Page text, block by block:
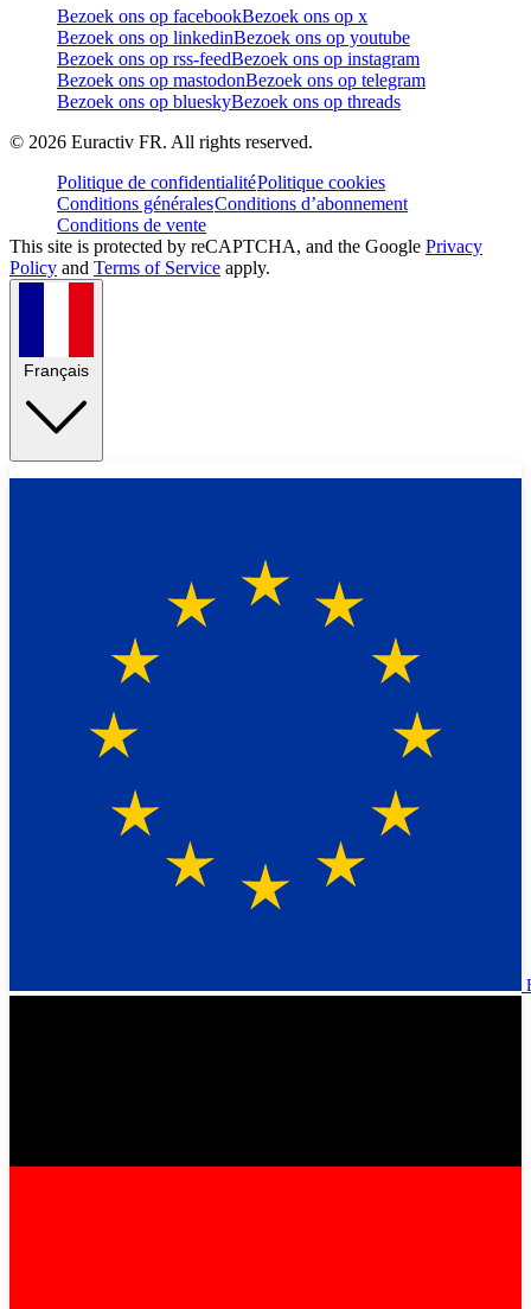
Bezoek ons op facebookBezoek ons op x
Bezoek ons op linkedinBezoek ons op youtube
Bezoek ons op rss-feedBezoek ons op instagram
Bezoek ons op mastodonBezoek ons op telegram
Bezoek ons op blueskyBezoek ons op threads
© 2026 Euractiv FR. All rights reserved.
Politique de confidentialitéPolitique cookies
Conditions généralesConditions d’abonnement
Conditions de vente
This site is protected by reCAPTCHA, and the Google Privacy
Policy and Terms of Service apply.
Français